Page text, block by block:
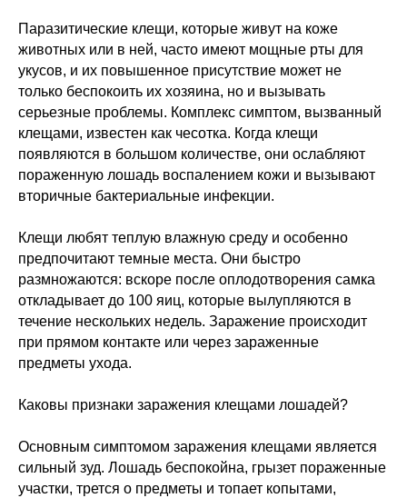
Паразитические клещи, которые живут на коже
животных или в ней, часто имеют мощные рты для
укусов, и их повышенное присутствие может не
только беспокоить их хозяина, но и вызывать
серьезные проблемы. Комплекс симптом, вызванный
клещами, известен как чесотка. Когда клещи
появляются в большом количестве, они ослабляют
пораженную лошадь воспалением кожи и вызывают
вторичные бактериальные инфекции.
Клещи любят теплую влажную среду и особенно
предпочитают темные места. Они быстро
размножаются: вскоре после оплодотворения самка
откладывает до 100 яиц, которые вылупляются в
течение нескольких недель. Заражение происходит
при прямом контакте или через зараженные
предметы ухода.
Каковы признаки заражения клещами лошадей?
Основным симптомом заражения клещами является
сильный зуд. Лошадь беспокойна, грызет пораженные
участки, трется о предметы и топает копытами,